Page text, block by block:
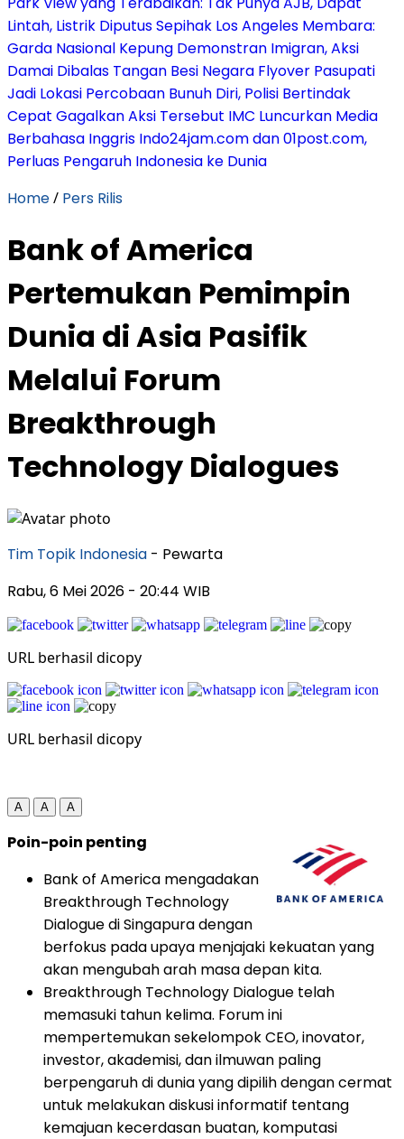
Lintah, Listrik Diputus Sepihak Los Angeles Membara:
Garda Nasional Kepung Demonstran Imigran, Aksi
Damai Dibalas Tangan Besi Negara Flyover Pasupati
Jadi Lokasi Percobaan Bunuh Diri, Polisi Bertindak
Cepat Gagalkan Aksi Tersebut IMC Luncurkan Media
Berbahasa Inggris Indo24jam.com dan 01post.com,
Perluas Pengaruh Indonesia ke Dunia
Home/ Pers Rilis
Bank of America
Pertemukan Pemimpin
Dunia di Asia Pasifik
Melalui Forum
Breakthrough
Technology Dialogues
Tim Topik Indonesia - Pewarta
Rabu, 6 Mei 2026 - 20:44 WIB
URL berhasil dicopy
URL berhasil dicopy
A A A
Poin-poin penting
Bank of America mengadakan
Breakthrough Technology
Dialogue di Singapura dengan
berfokus pada upaya menjajaki kekuatan yang
akan mengubah arah masa depan kita.
Breakthrough Technology Dialogue telah
memasuki tahun kelima. Forum ini
mempertemukan sekelompok CEO, inovator,
investor, akademisi, dan ilmuwan paling
berpengaruh di dunia yang dipilih dengan cermat
untuk melakukan diskusi informatif tentang
kemajuan kecerdasan buatan, komputasi